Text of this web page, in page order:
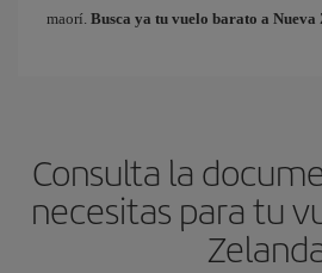
maorí. Busca ya tu vuelo barato a Nueva
Consulta la
necesitas para tu